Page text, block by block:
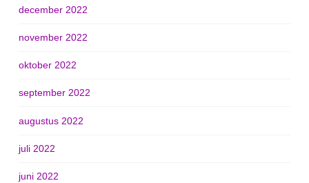
december 2022
november 2022
oktober 2022
september 2022
augustus 2022
juli 2022
juni 2022